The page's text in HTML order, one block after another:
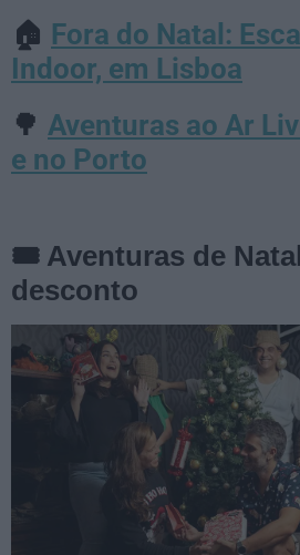
🏠 Fora do Natal:
Indoor, em Lisboa
🌳 Aventuras ao Ar
e no Porto
🎟️ Aventuras de
desconto